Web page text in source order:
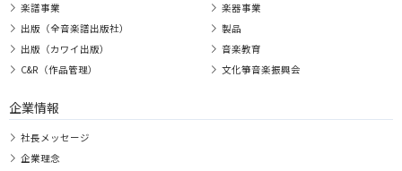
和楽器ピース
合唱ライブラリー
新沢としひこプロデュース
楽譜事業
出版（全音楽譜出版社）
出版（カワイ出版）
C&R（作品管理）
楽器事業
製品
音楽教育
文化箏音楽振興会
企業情報
社長メッセージ
企業理念